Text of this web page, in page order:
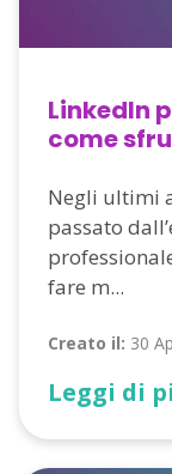
LinkedIn
come
Negli ultimi
passato
fare m...
Creato il: 30
Leggi di